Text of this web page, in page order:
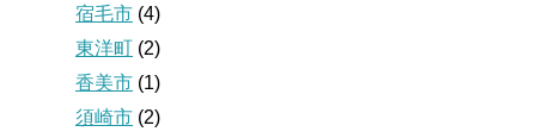
宿毛市 (4)
東洋町 (2)
香美市 (1)
須崎市 (2)